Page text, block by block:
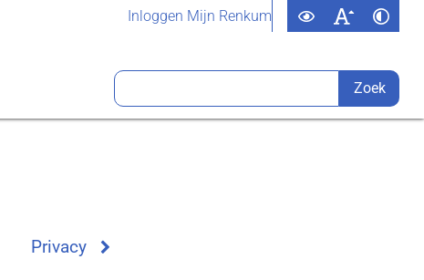
Inloggen Mijn Renkum
Privacy